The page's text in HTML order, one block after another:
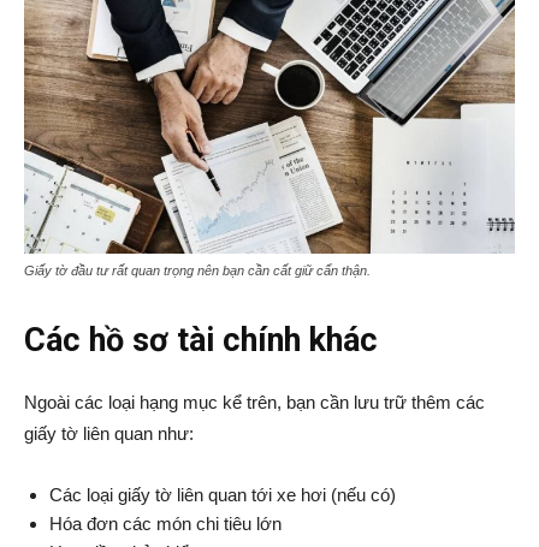
Giấy tờ đầu tư rất quan trọng nên bạn cần cất giữ cẩn thận.
Các hồ sơ tài chính khác
Ngoài các loại hạng mục kể trên, bạn cần lưu trữ thêm các
giấy tờ liên quan như:
Các loại giấy tờ liên quan tới xe hơi (nếu có)
Hóa đơn các món chi tiêu lớn